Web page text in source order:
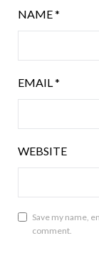
NAME*
EMAIL*
WEBSITE
Save my name,
comment.